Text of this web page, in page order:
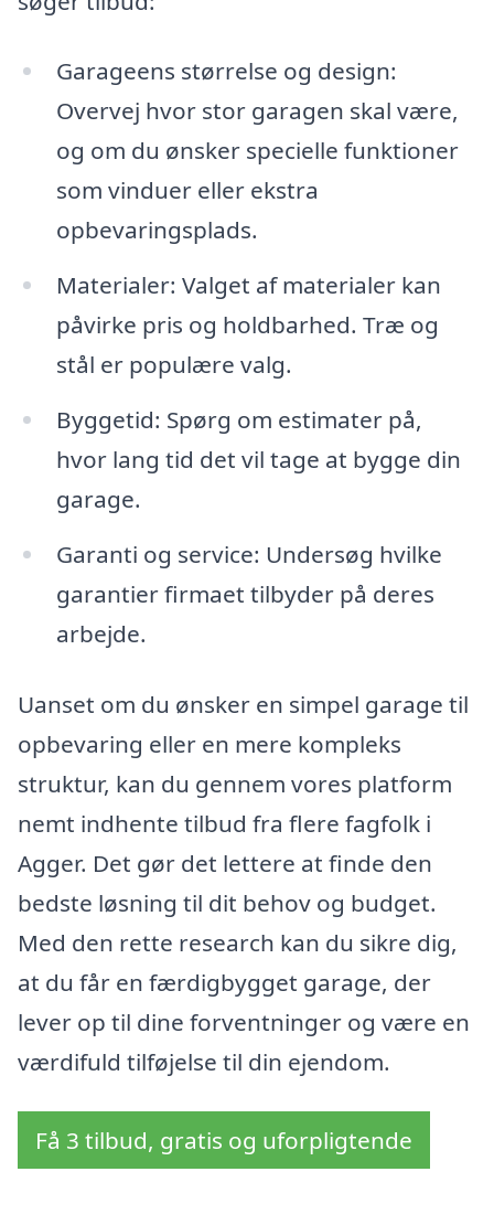
Garageens størrelse og design:
Overvej hvor stor garagen skal være,
og om du ønsker specielle funktioner
som vinduer eller ekstra
opbevaringsplads.
Materialer: Valget af materialer kan
påvirke pris og holdbarhed. Træ og
stål er populære valg.
Byggetid: Spørg om estimater på,
hvor lang tid det vil tage at bygge din
garage.
Garanti og service: Undersøg hvilke
garantier firmaet tilbyder på deres
arbejde.
Uanset om du ønsker en simpel garage til
opbevaring eller en mere kompleks
struktur, kan du gennem vores platform
nemt indhente tilbud fra flere fagfolk i
Agger. Det gør det lettere at finde den
bedste løsning til dit behov og budget.
Med den rette research kan du sikre dig,
at du får en færdigbygget garage, der
lever op til dine forventninger og være en
værdifuld tilføjelse til din ejendom.
Få 3 tilbud, gratis og uforpligtende